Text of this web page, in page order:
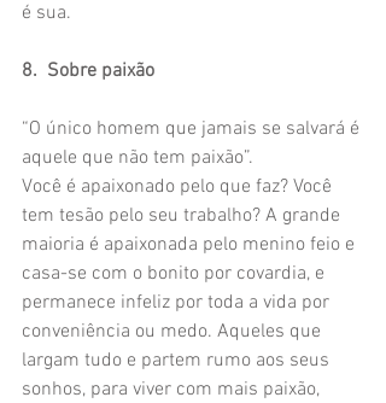
é sua.
8.  Sobre paixão
“O único homem que jamais se salvará é
aquele que não tem paixão”.
Você é apaixonado pelo que faz? Você
tem tesão pelo seu trabalho? A grande
maioria é apaixonada pelo menino feio e
casa-se com o bonito por covardia, e
permanece infeliz por toda a vida por
conveniência ou medo. Aqueles que
largam tudo e partem rumo aos seus
sonhos, para viver com mais paixão,